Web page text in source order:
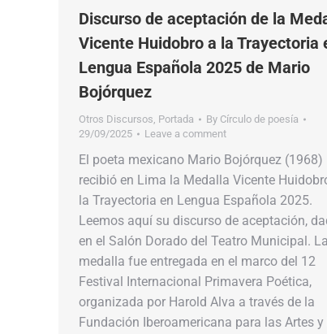
Discurso de aceptación de la
Vicente Huidobro a la Trayectoria
Lengua Española 2025 de Mario
Bojórquez
Otros Discursos, Portada By Círculo de poesía
29/09/2025
Leave a comment
El poeta mexicano Mario Bojórquez (1968)
recibió en Lima la Medalla Vicente
la Trayectoria en Lengua Española 2025.
Leemos aquí su discurso de aceptación,
en el Salón Dorado del Teatro Municipal. La
medalla fue entregada en el marco del 12
Festival Internacional Primavera Poética,
organizada por Harold Alva a través de la
Fundación Iberoamericana para las Artes y